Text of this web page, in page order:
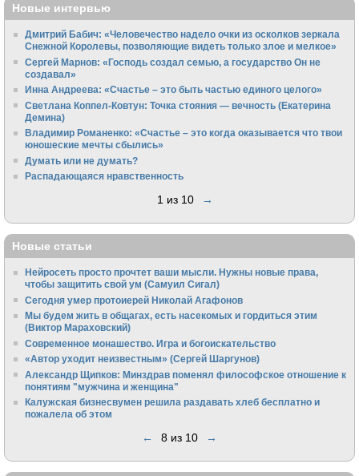
Новые интервью
Дмитрий Бабич: «Человечество надело очки из осколков зеркала
Снежной Королевы, позволяющие видеть только злое и мелкое»
Сергей Марнов: «Господь создал семью, а государство Он не
создавал»
Инна Андреева: «Счастье – это быть частью единого целого»
Светлана Коппел-Ковтун: Точка стояния — вечность (Екатерина
Демина)
Владимир Романенко: «Счастье – это когда оказывается что твои
юношеские мечты сбылись»
Думать или не думать?
Распадающаяся нравственность
1 из 10 →
Новые статьи
Нейросеть просто прочтет ваши мысли. Нужны новые права,
чтобы защитить свой ум (Самуил Сигал)
Сегодня умер протоиерей Николай Агафонов
Мы будем жить в общагах, есть насекомых и гордиться этим
(Виктор Мараховский)
Cовременное монашество. Игра и богоискательство
«Автор уходит неизвестным» (Сергей Шаргунов)
Александр Щипков: Минздрав поменял философское отношение к
понятиям "мужчина и женщина"
Калужская бизнесвумен решила раздавать хлеб бесплатно и
пожалела об этом
← 8 из 10 →